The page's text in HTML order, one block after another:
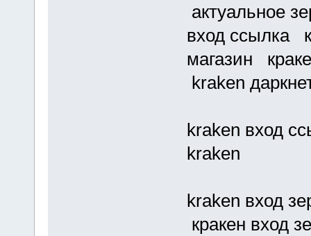
актуальное
вход ссылка
магазин
kraken
kraken вход
kraken
kraken вход
кракен вход